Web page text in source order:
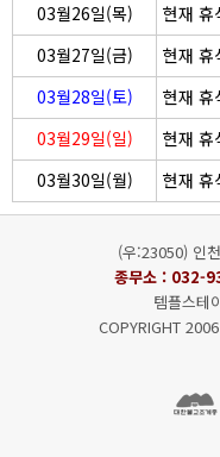
03월26일(목)
현재 휴
03월27일(금)
현재 휴
03월28일(토)
현재 휴
03월29일(일)
현재 휴
03월30일(월)
현재 휴
(우:23050) 인
종무소 : 032-
템플스테
COPYRIGHT